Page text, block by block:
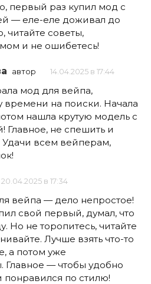
первый раз купил мод с
— еле-еле доживал до
читайте советы,
и не ошибетесь!
автор 14.04.2025 в 17:44
мод для вейпа,
времени на поиски. Начала
нашла крутую модель с
Главное, не спешить и
Удачи всем вейперам,
20.04.2025 в 17:34
вейпа — дело непростое!
свой первый, думал, что
Но не торопитесь, читайте
Лучше взять что-то
а потом уже
Главное — чтобы удобно
понравился по стилю!